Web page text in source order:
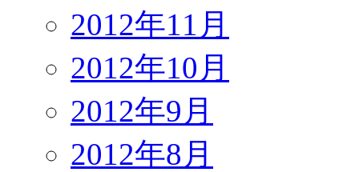
2012年11月
2012年10月
2012年9月
2012年8月